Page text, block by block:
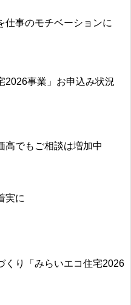
仕事のモチベーションに
2026事業」お申込み状況
高でもご相談は増加中
実に
くり「みらいエコ住宅2026